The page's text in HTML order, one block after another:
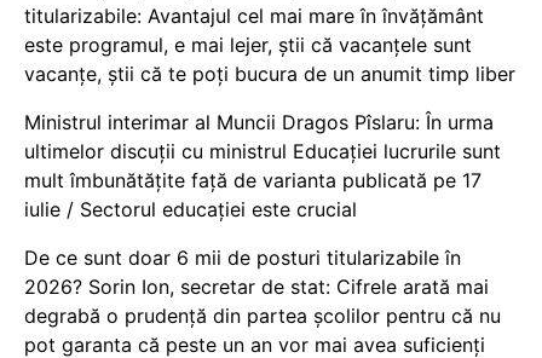
titularizabile: Avantajul cel mai mare în învățământ
este programul, e mai lejer, știi că vacanțele sunt
vacanţe, știi că te poți bucura de un anumit timp liber
Ministrul interimar al Muncii Dragos Pîslaru: În urma
ultimelor discuții cu ministrul Educației lucrurile sunt
mult îmbunătățite față de varianta publicată pe 17
iulie / Sectorul educației este crucial
De ce sunt doar 6 mii de posturi titularizabile în
2026? Sorin Ion, secretar de stat: Cifrele arată mai
degrabă o prudență din partea școlilor pentru că nu
pot garanta că peste un an vor mai avea suficienți